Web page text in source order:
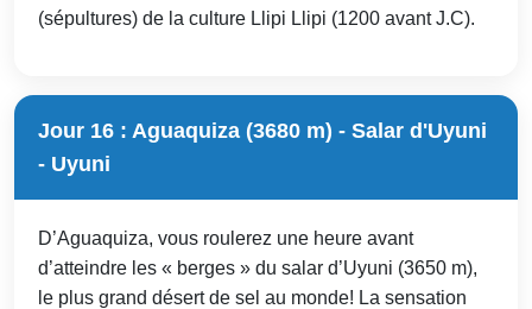
(sépultures) de la culture Llipi Llipi (1200 avant J.C).
Jour 16 : Aguaquiza (3680 m) - Salar d'Uyuni
- Uyuni
D’Aguaquiza, vous roulerez une heure avant
d’atteindre les « berges » du salar d’Uyuni (3650 m),
le plus grand désert de sel au monde! La sensation